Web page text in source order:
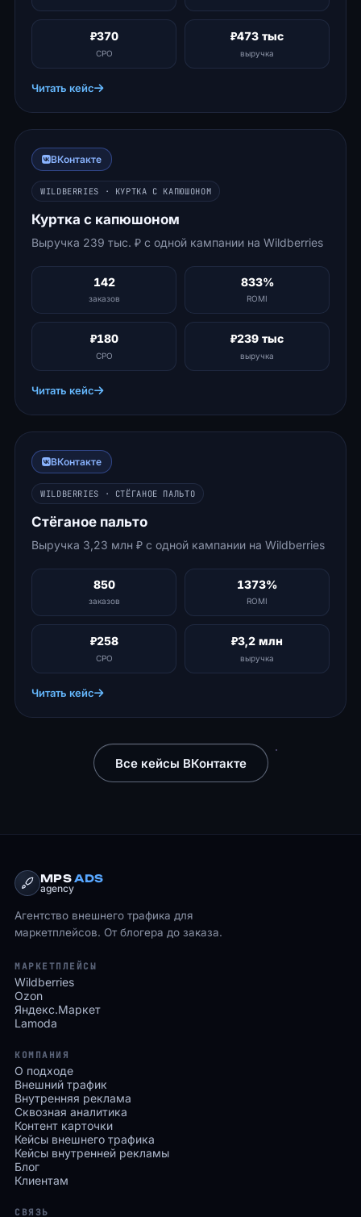
₽370
CPO
₽473 тыс
выручка
Читать кейс
ВКонтакте
WILDBERRIES · КУРТКА С КАПЮШОНОМ
Куртка с капюшоном
Выручка 239 тыс. ₽ с одной кампании на Wildberries
142
заказов
833%
ROMI
₽180
CPO
₽239 тыс
выручка
Читать кейс
ВКонтакте
WILDBERRIES · СТЁГАНОЕ ПАЛЬТО
Стёганое пальто
Выручка 3,23 млн ₽ с одной кампании на Wildberries
850
заказов
1373%
ROMI
₽258
CPO
₽3,2 млн
выручка
Читать кейс
Все кейсы ВКонтакте
MPSADS
agency
Агентство внешнего трафика для
маркетплейсов. От блогера до заказа.
МАРКЕТПЛЕЙСЫ
Wildberries
Ozon
Яндекс.Маркет
Lamoda
КОМПАНИЯ
О подходе
Внешний трафик
Внутренняя реклама
Сквозная аналитика
Контент карточки
Кейсы внешнего трафика
Кейсы внутренней рекламы
Блог
Клиентам
СВЯЗЬ